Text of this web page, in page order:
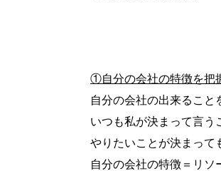
①自分の会社の特徴を把
自分の会社の出来ること
いつも私が決まって言う
やりたいことが決まって
自分の会社の特徴＝リソ